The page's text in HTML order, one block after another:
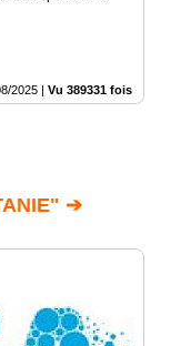
2025 | Vu 389331 fois
➔